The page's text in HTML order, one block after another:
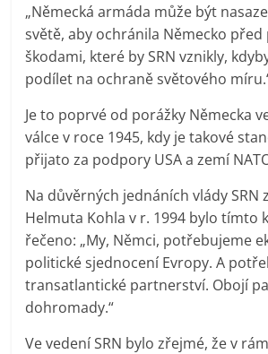
„Německá armáda může být
světě, aby ochránila Německo
škodami, které by SRN vznikly,
podílet na ochraně světového
Je to poprvé od porážky Německa
válce v roce 1945, kdy je takové
přijato za podpory USA a zemí
Na důvěrných jednáních vlády SRN
Helmuta Kohla v r. 1994 bylo tímto
řečeno: „My, Němci, potřebujeme
politické sjednocení Evropy. A
transatlantické partnerství. Obojí
dohromady.“
Ve vedení SRN bylo zřejmé, že v